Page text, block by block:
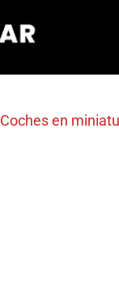
Coches en